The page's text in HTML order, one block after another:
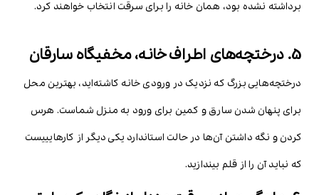
برداشته نشده بود، همان خانه را برای سرقت انتخاب خواهند کرد.
5. درختچه‌های اطراف خانه، مخفیگاه سارقان
درختچه‌هایی بزرگ که نزدیک در ورودی خانه کاشته‌اید، بهترین محل
برای پنهان شدن سارق و کمین برای ورود به منزل شماست. هرس
کردن و نگه داشتن آن‌ها در حالت استاندارد یکی دیگر از کارهایییست
که نباید آن را از قلم بیندازید.